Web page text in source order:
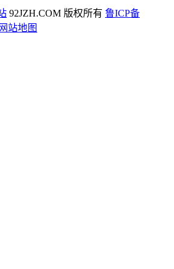
92JZH.COM 版权所有 鲁ICP备
网站地图